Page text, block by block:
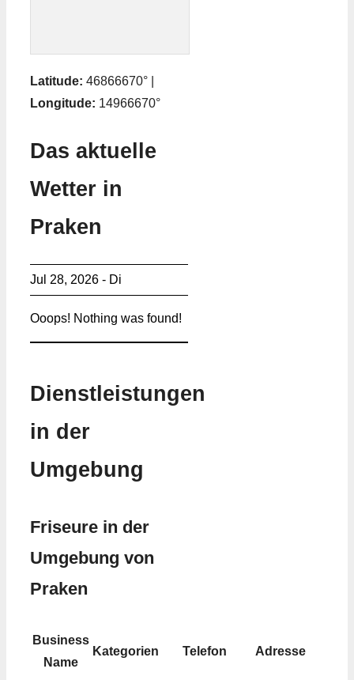
Latitude: 46866670° |
Longitude: 14966670°
Das aktuelle
Wetter in
Praken
Jul 28, 2026 - Di
Ooops! Nothing was found!
Dienstleistungen
in der
Umgebung
Friseure in der
Umgebung von
Praken
Business
Name
Kategorien Telefon Adresse